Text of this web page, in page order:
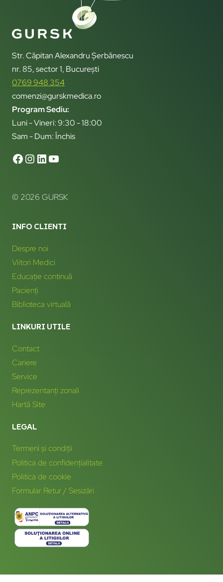
Str. Căpitan Alexandru Șerbănescu
nr. 85, sector 1, București
0769 948 354
comenzi@gurskmedica.ro
Program Sediu:
Luni - Vineri: 9:30 - 18:00
Sam - Dum: Închis
© 2026 GURSK
INFO CLIENTI
Despre noi
Viitori Medici
Educație continuă
Pacienți
Biblioteca virtuală
LINKURI UTILE
Contact
Cariere
Service
Reprezentanți zonali
Hartă Site
LEGAL
Termeni și condiții
Politica de confidențialitate
Politica de cookie
Formular Retur / Sesizări